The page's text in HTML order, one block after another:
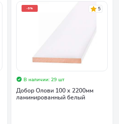
-5% 5
В наличии: 29 шт
Добор Олови 100 х 2200мм
ламинированный белый